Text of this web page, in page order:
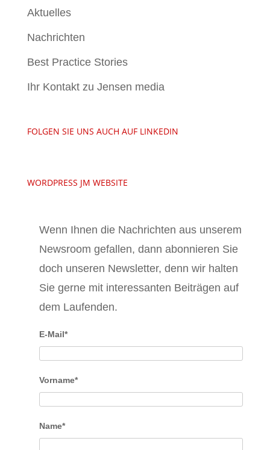
Aktuelles
Nachrichten
Best Practice Stories
Ihr Kontakt zu Jensen media
FOLGEN SIE UNS AUCH AUF LINKEDIN
WORDPRESS JM WEBSITE
Wenn Ihnen die Nachrichten aus unserem
Newsroom gefallen, dann abonnieren Sie
doch unseren Newsletter, denn wir halten
Sie gerne mit interessanten Beiträgen auf
dem Laufenden.
E-Mail*
Vorname*
Name*